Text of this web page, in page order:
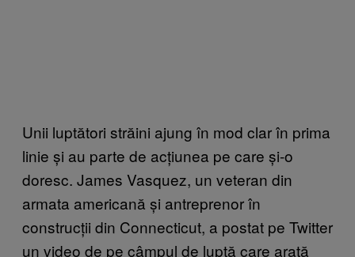
Unii luptători străini ajung în mod clar în prima
linie și au parte de acțiunea pe care și-o
doresc. James Vasquez, un veteran din
armata americană și antreprenor în
construcții din Connecticut, a postat pe Twitter
un video de pe câmpul de luptă care arată